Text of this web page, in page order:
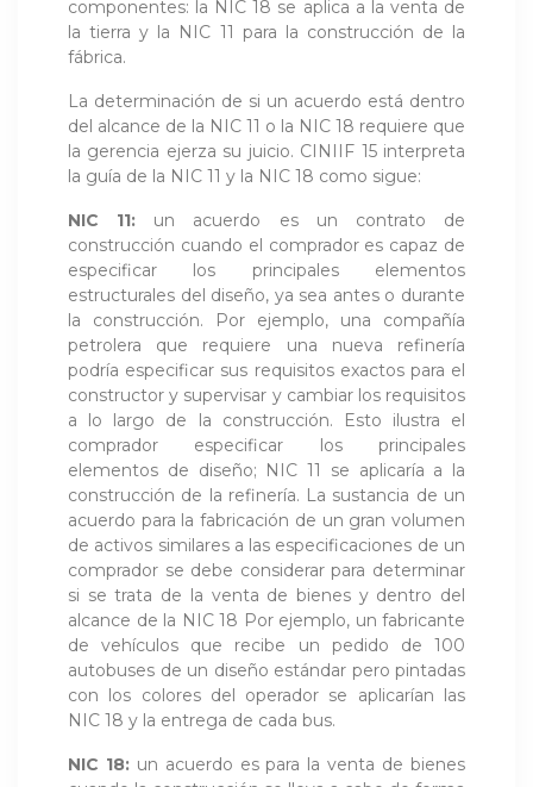
componentes: la NIC 18 se aplica a la venta de
la tierra y la NIC 11 para la construcción de la
fábrica.
La determinación de si un acuerdo está dentro
del alcance de la NIC 11 o la NIC 18 requiere que
la gerencia ejerza su juicio. CINIIF 15 interpreta
la guía de la NIC 11 y la NIC 18 como sigue:
NIC 11: un acuerdo es un contrato de
construcción cuando el comprador es capaz de
especificar los principales elementos
estructurales del diseño, ya sea antes o durante
la construcción. Por ejemplo, una compañía
petrolera que requiere una nueva refinería
podría especificar sus requisitos exactos para el
constructor y supervisar y cambiar los requisitos
a lo largo de la construcción. Esto ilustra el
comprador especificar los principales
elementos de diseño; NIC 11 se aplicaría a la
construcción de la refinería. La sustancia de un
acuerdo para la fabricación de un gran volumen
de activos similares a las especificaciones de un
comprador se debe considerar para determinar
si se trata de la venta de bienes y dentro del
alcance de la NIC 18 Por ejemplo, un fabricante
de vehículos que recibe un pedido de 100
autobuses de un diseño estándar pero pintadas
con los colores del operador se aplicarían las
NIC 18 y la entrega de cada bus.
NIC 18:un acuerdo es para la venta de bienes